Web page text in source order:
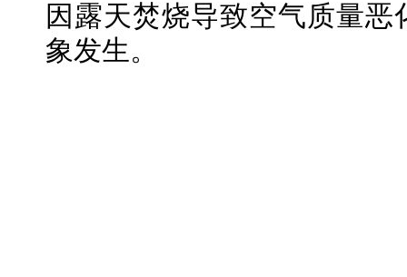
因露天焚烧导致空气质量
象发生。